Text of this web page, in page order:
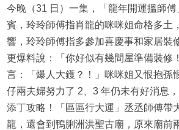
今晚（31 日）一集，「龍年開運搵師
賓，玲玲師傅指肖龍的咪咪姐命格多土
響，玲玲師傅指多參加喜慶事和家居裝
更爆料說：「你好似有幾間屋準備裝修
言：「爆人大鑊？！」咪咪姐又恨抱孫
仔兩夫婦努力了 2、3 年仍未有好消息
添丁攻略！「區區行大運」丞丞師傅帶
龍，還會到鴨脷洲洪聖古廟，原來廟前